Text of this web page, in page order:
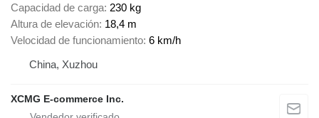
Capacidad de carga 230 kg
Altura de elevación 18,4 m
Velocidad de funcionamiento 6 km/h
China, Xuzhou
XCMG E-commerce Inc.